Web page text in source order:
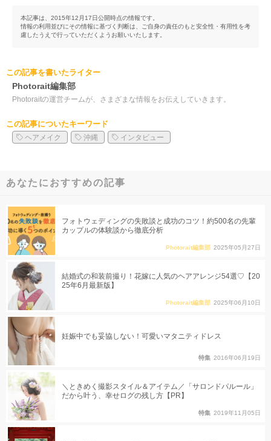
本記事は、2015年12月17日公開時点の情報です。
情報の利用並びにその情報に基づく判断は、ご自身の責任のもと安全性・有用性を考
慮したうえで行っていただくようお願いいたします。
この記事を書いたライター
Photorait編集部
Photoraitの運営チームが、さまざまな情報をお伝えしていきます。
この記事についたキーワード
ヘアメイク 沖縄 インタビュー
あなたにおすすめの記事
フォトウェディングの失敗談と成功のコツ！約500名の先輩
カップルの体験談から徹底分析
Photorait編集部 2025年05月27日
結婚式の和装前撮り！花嫁に人気のヘアアレンジ54選♡【20
25年6月最新版】
Photorait編集部 2025年06月10日
妊娠中でも妥協しない！可愛いマタニティドレス
特集 2016年06月19日
＼ときめく撮影スタイル＆アイテム／「サロンドパルール」
だから叶う、幸せログの残し方【PR】
特集 2019年11月05日